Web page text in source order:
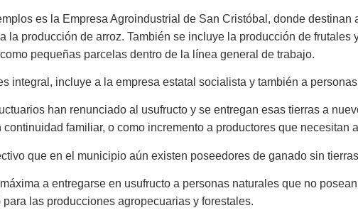
es la Empresa Agroindustrial de San Cristóbal, donde destinan
la producción de arroz. También se incluye la producción de
pequeñas parcelas dentro de la línea general de trabajo.
integral, incluye a la empresa estatal socialista y también a
han renunciado al usufructo y se entregan esas tierras a
continuidad familiar, o como incremento a productores que necesitan
que en el municipio aún existen poseedores de ganado sin
a entregarse en usufructo a personas naturales que no
para las producciones agropecuarias y forestales.